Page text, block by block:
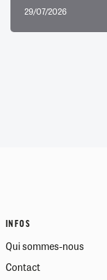
29/07/2026
INFOS
Qui sommes-nous
Contact